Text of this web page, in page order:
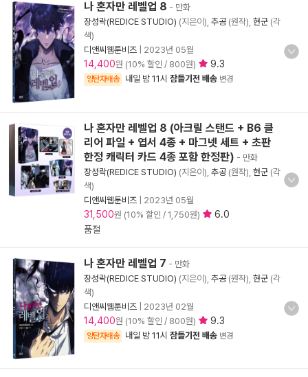
나 혼자만 레벨업 8 - 만화
장성락(REDICE STUDIO) (지은이), 추공 (원작), 현군 (각
색)
디앤씨웹툰비즈
2023년 05월
14,400원 (10% 할인 / 800원) 9.3
양탄자배송 내일 밤 11시 잠들기전 배송 변경
나 혼자만 레벨업 8 (아크릴 스탠드 + B6 클
리어 파일 + 엽서 4종 + 마그넷 세트 + 초판
한정 캐릭터 카드 4종 포함 한정판) - 만화
장성락(REDICE STUDIO) (지은이), 추공 (원작), 현군 (각
색)
디앤씨웹툰비즈
2023년 05월
31,500원 (10% 할인 / 1,750원)
6.0
품절
나 혼자만 레벨업 7 - 만화
장성락(REDICE STUDIO) (지은이), 추공 (원작), 현군 (각
색)
디앤씨웹툰비즈
2023년 02월
14,400원 (10% 할인 / 800원) 9.3
양탄자배송 내일 밤 11시 잠들기전 배송 변경